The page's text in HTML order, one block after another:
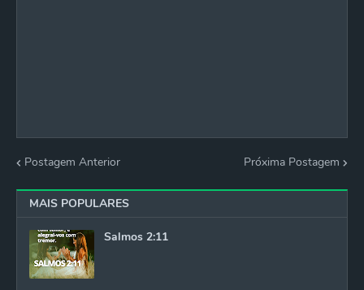
Postagem Anterior Próxima Postagem
MAIS POPULARES
Salmos 2:11